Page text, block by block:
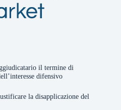
il termine di
difensivo
la disapplicazione del